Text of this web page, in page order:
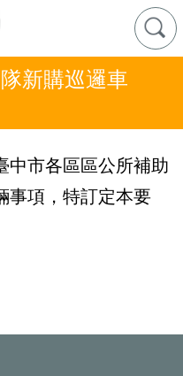
新購巡邏車
中市各區區公所補助
事項，特訂定本要